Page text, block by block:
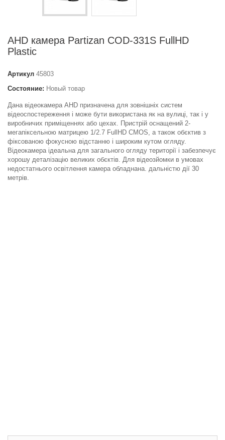
AHD камера Partizan COD-331S FullHD
Plastic
Артикул 45803
Состояние: Новый товар
Дана відеокамера AHD призначена для зовнішніх систем
відеоспостереження і може бути використана як на вулиці, так і у
виробничих приміщеннях або цехах. Пристрій оснащений 2-
мегапіксельною матрицею 1/2.7 FullHD CMOS, а також обєктив з
фіксованою фокусною відстанню і широким кутом огляду.
Відеокамера ідеальна для загального огляду території і забезпечує
хорошу деталізацію великих обєктів. Для відеозйомки в умовах
недостатнього освітлення камера обладнана. дальністю дії 30
метрів.